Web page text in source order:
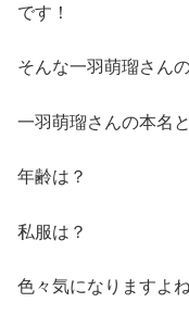
です！
そんな一羽萌瑠さん
一羽萌瑠さんの本名
年齢は？
私服は？
色々気になりますよ